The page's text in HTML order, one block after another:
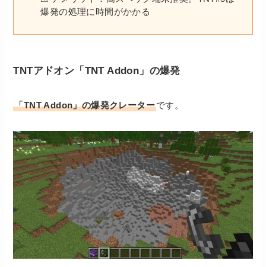
爆発の処理に時間がかかる
TNTアドオン「TNT Addon」の爆発
「TNT Addon」の爆発クレーターです。